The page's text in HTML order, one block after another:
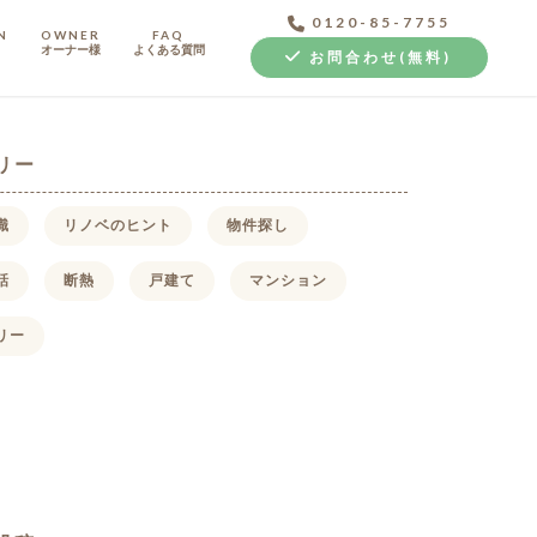
OWNER
オーナー様
FAQ
よくある質問
0120-85-7755
お問合わせ(無料)
ー
リノベのヒント 物件探し
断熱 戸建て マンション
ー